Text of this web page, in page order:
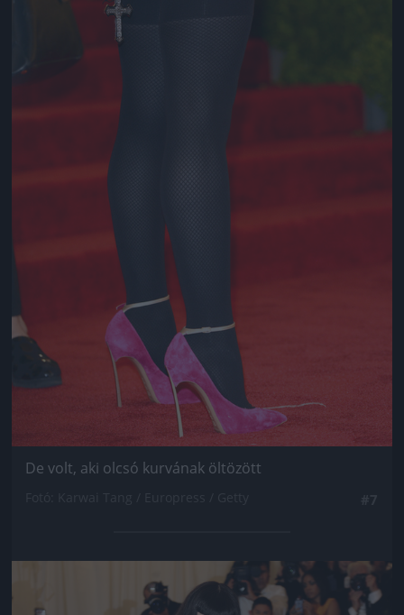
De volt, aki olcsó kurvának öltözött
Jön még kép!